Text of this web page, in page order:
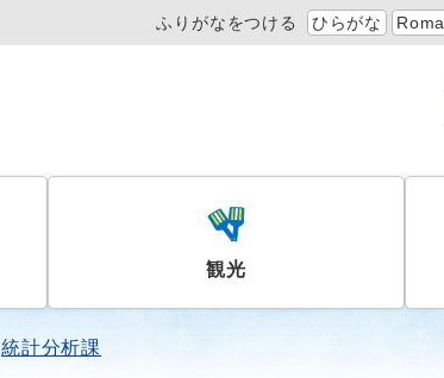
ふりがなをつける ひらがな
観光
統計分析課